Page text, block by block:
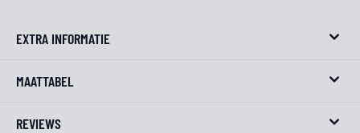
EXTRA INFORMATIE
MAATTABEL
REVIEWS